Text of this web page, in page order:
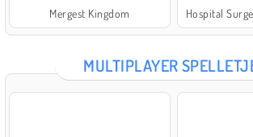
Mergest Kingdom Hospital
MULTIPLAYER